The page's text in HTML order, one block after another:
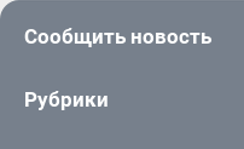
Сообщить новость
Рубрики